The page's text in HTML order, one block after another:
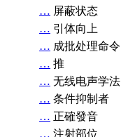
… 屏蔽状态
… 引体向上
… 成批处理命令
… 推
… 无线电声学法
… 条件抑制者
… 正確發音
… 注射部位